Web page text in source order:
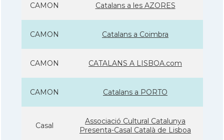
CAMON Catalans a les AZORES
CAMON Catalans a Coimbra
CAMON CATALANS A LISBOA.com
CAMON Catalans a PORTO
Casal
Associació Cultural Catalunya
Presenta-Casal Català de Lisboa